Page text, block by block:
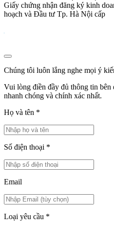
Giấy chứng nhận đăng ký kinh
hoạch và Đầu tư Tp. Hà Nội cấp
Chúng tôi luôn lắng nghe mọi ý
Vui lòng điền đầy đủ thông tin
nhanh chóng và chính xác nhất.
Họ và tên *
Số điện thoại *
Email
Loại yêu cầu *